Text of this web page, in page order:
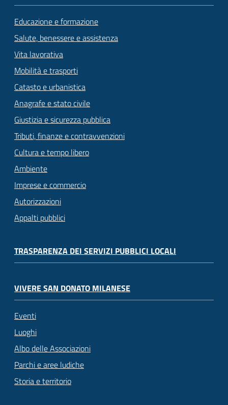
Educazione e formazione
Salute, benessere e assistenza
Vita lavorativa
Mobilità e trasporti
Catasto e urbanistica
Anagrafe e stato civile
Giustizia e sicurezza pubblica
Tributi, finanze e contravvenzioni
Cultura e tempo libero
Ambiente
Imprese e commercio
Autorizzazioni
Appalti pubblici
TRASPARENZA DEI SERVIZI PUBBLICI LOCALI
VIVERE SAN DONATO MILANESE
Eventi
Luoghi
Albo delle Associazioni
Parchi e aree ludiche
Storia e territorio